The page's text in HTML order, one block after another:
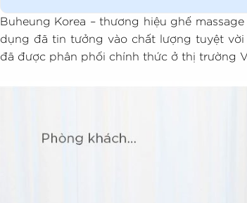
Buheung Korea – thương hiệu ghế
dụng đã tin tưởng vào chất lượng tuyệt
đã được phân phối chính thức ở thị trường